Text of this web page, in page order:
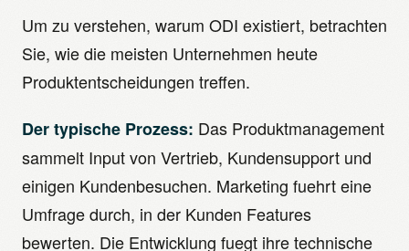
Um zu verstehen, warum ODI existiert, betrachten
Sie, wie die meisten Unternehmen heute
Produktentscheidungen treffen.
Der typische Prozess: Das Produktmanagement
sammelt Input von Vertrieb, Kundensupport und
einigen Kundenbesuchen. Marketing fuehrt eine
Umfrage durch, in der Kunden Features
bewerten. Die Entwicklung fuegt ihre technische